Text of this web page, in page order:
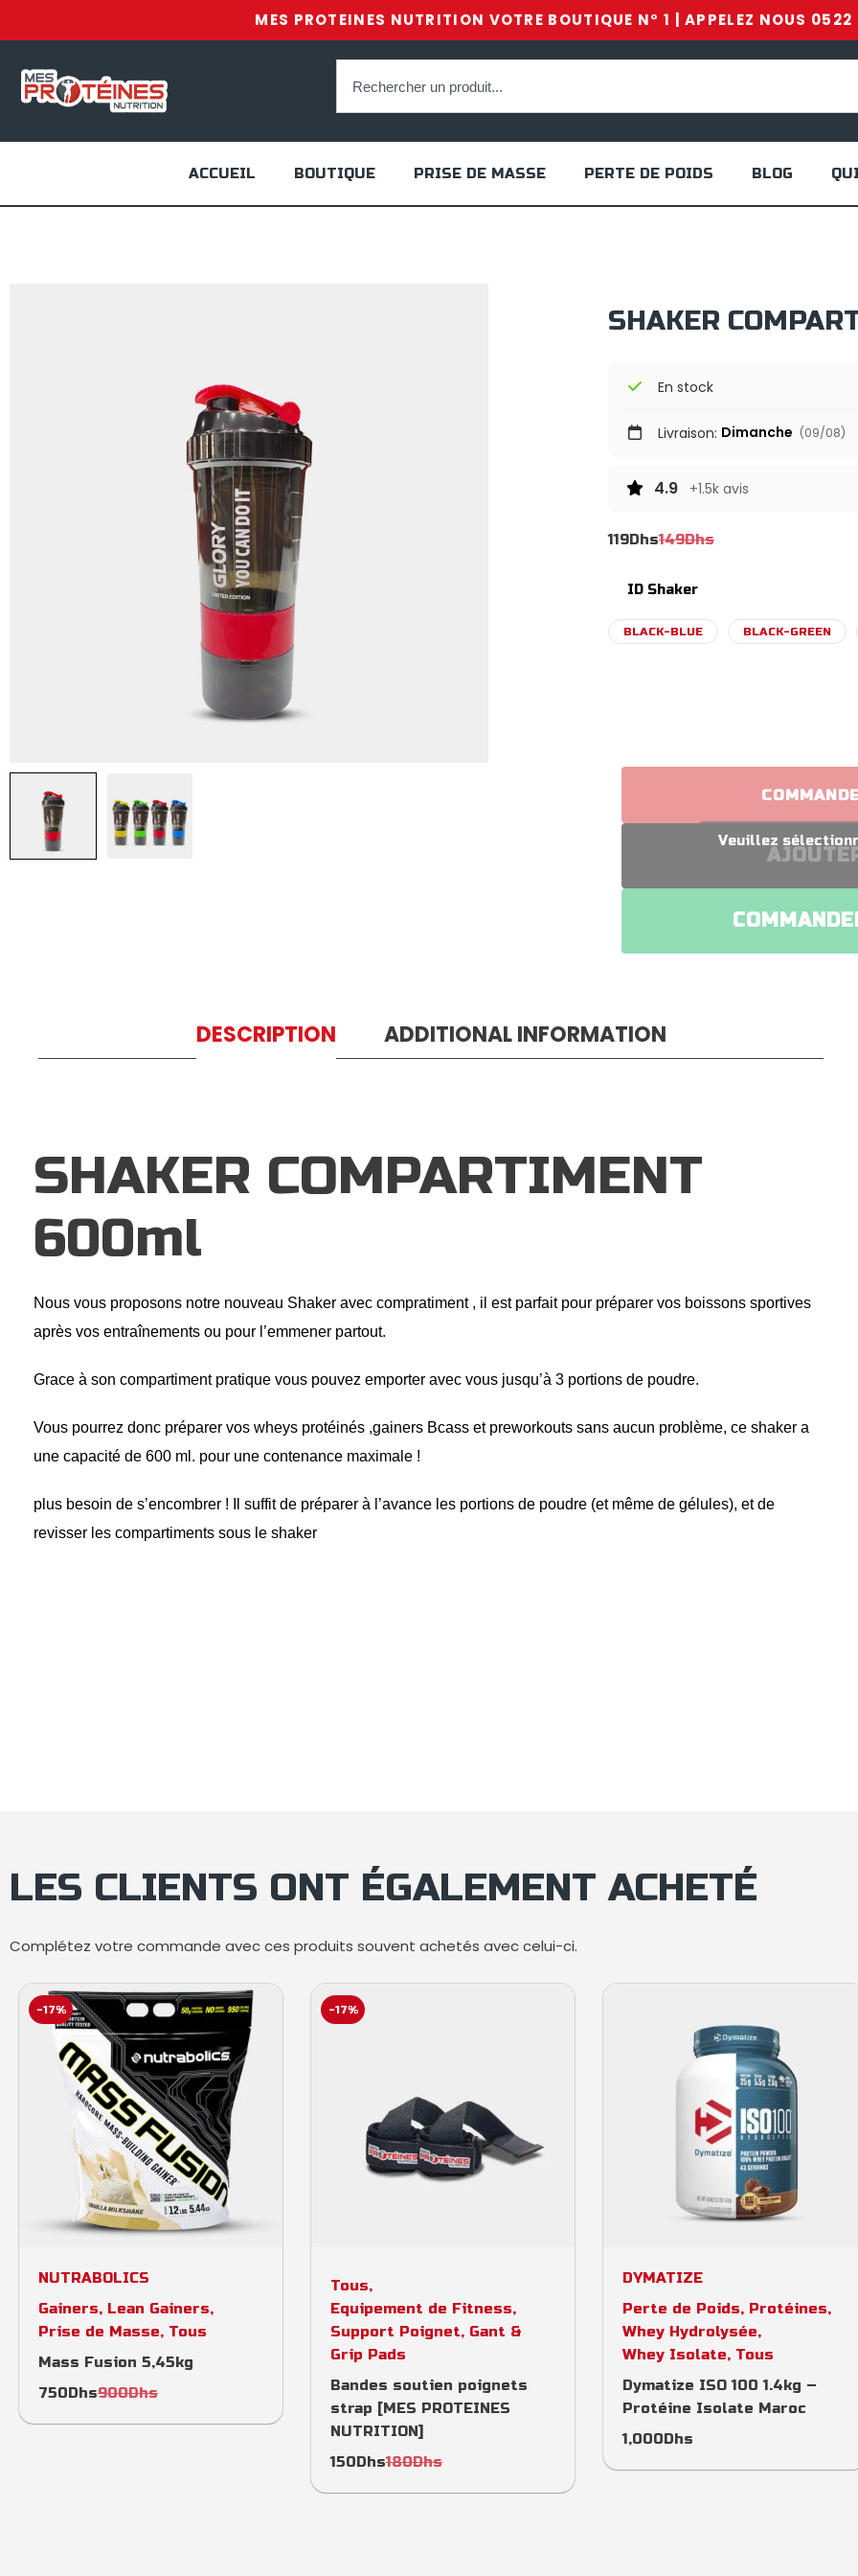
MES PROTEINES NUTRITION VOTRE BOUTIQUE N° 1 | APPELEZ NOUS
ACCUEIL BOUTIQUE PRISE DE MASSE PERTE DE POIDS BLOG
SHAKER
En stock
Livraison: Dimanche (09/08)
4.9 +1.5k avis
149Dhs
119Dhs
ID Shaker
BLACK-BLUE BLACK-GREEN
DESCRIPTION ADDITIONAL INFORMATION
SHAKER COMPARTIMENT
600ml
Nous vous proposons notre nouveau Shaker avec compratiment , il est parfait pour préparer vos boissons sportives
après vos entraînements ou pour l’emmener partout.
Grace à son compartiment pratique vous pouvez emporter avec vous jusqu’à 3 portions de poudre.
Vous pourrez donc préparer vos wheys protéinés ,gainers Bcass et preworkouts sans aucun problème, ce shaker a
une capacité de 600 ml. pour une contenance maximale !
plus besoin de s’encombrer ! Il suffit de préparer à l’avance les portions de poudre (et même de gélules), et de
revisser les compartiments sous le shaker
LES CLIENTS ONT ÉGALEMENT ACHETÉ
Complétez votre commande avec ces produits souvent achetés avec celui-ci.
-17%
NUTRABOLICS
Gainers, Lean Gainers,
Prise de Masse, Tous
Mass Fusion 5,45kg
900Dhs
750Dhs
-17%
Tous,
Equipement de Fitness,
Support Poignet, Gant &
Grip Pads
Bandes soutien poignets
strap [MES PROTEINES
NUTRITION]
180Dhs
150Dhs
DYMATIZE
Perte de Poids, Protéines,
Whey Hydrolysée,
Whey Isolate, Tous
Dymatize ISO 100 1.4kg –
Protéine Isolate Maroc
1,000Dhs